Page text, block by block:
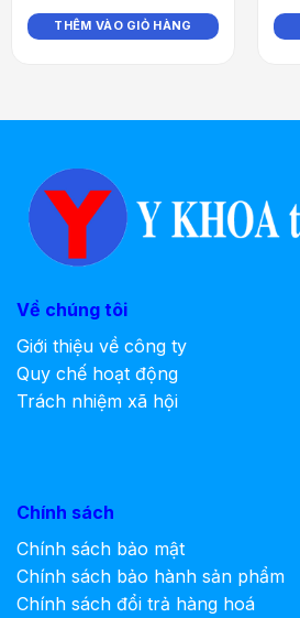
THÊM VÀO GIỎ HÀNG
Về chúng tôi
Giới thiệu về công ty
Quy chế hoạt động
Trách nhiệm xã hội
Chính sách
Chính sách bảo mật
Chính sách bảo hành sản phẩm
Chính sách đổi trả hàng hoá